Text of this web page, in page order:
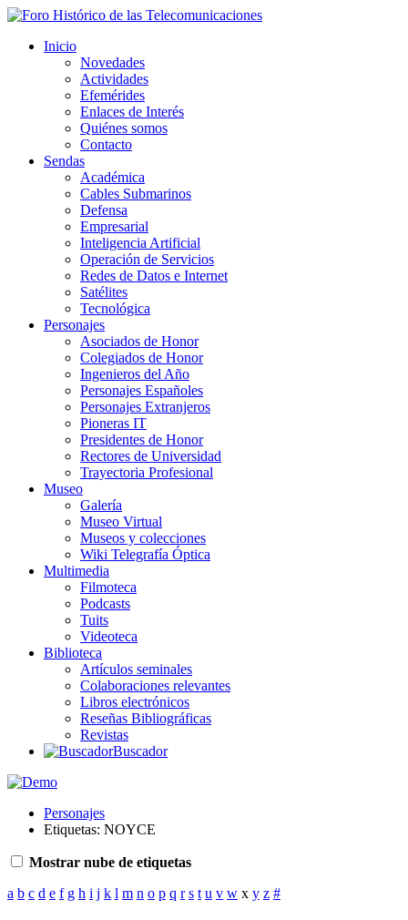
Inicio
Novedades
Actividades
Efemérides
Enlaces de Interés
Quiénes somos
Contacto
Sendas
Académica
Cables Submarinos
Defensa
Empresarial
Inteligencia Artificial
Operación de Servicios
Redes de Datos e Internet
Satélites
Tecnológica
Personajes
Asociados de Honor
Colegiados de Honor
Ingenieros del Año
Personajes Españoles
Personajes Extranjeros
Pioneras IT
Presidentes de Honor
Rectores de Universidad
Trayectoria Profesional
Museo
Galería
Museo Virtual
Museos y colecciones
Wiki Telegrafía Óptica
Multimedia
Filmoteca
Podcasts
Tuits
Videoteca
Biblioteca
Artículos seminales
Colaboraciones relevantes
Libros electrónicos
Reseñas Bibliográficas
Revistas
Buscador
Personajes
Etiquetas: NOYCE
Mostrar nube de etiquetas
a b c d e f g h i j k l m n o p q r s t u v w x y z #